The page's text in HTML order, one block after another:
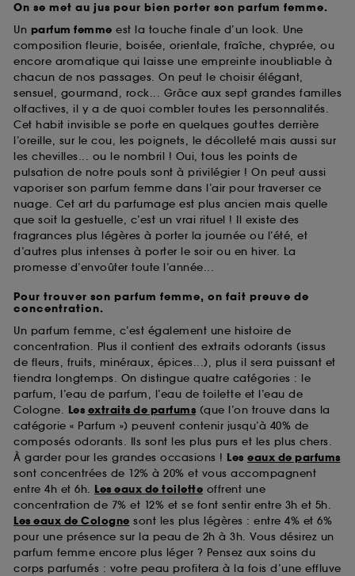
On se met au jus pour bien porter son parfum femme.
Un parfum femme est la touche finale d’un look. Une
composition fleurie, boisée, orientale, fraîche, chyprée, ou
encore aromatique qui laisse une empreinte inoubliable à
chacun de nos passages. On peut le choisir élégant,
sensuel, gourmand, rock... Grâce aux sept grandes familles
olfactives, il y a de quoi combler toutes les personnalités.
Cet habit invisible se porte en quelques gouttes derrière
l’oreille, sur le cou, les poignets, le décolleté mais aussi sur
les chevilles... ou le nombril ! Oui, tous les points de
pulsation de notre pouls sont à privilégier ! On peut aussi
vaporiser son parfum femme dans l’air pour traverser ce
nuage. Cet art du parfumage est plus ancien mais quelle
que soit la gestuelle, c’est un vrai rituel ! Il existe des
fragrances plus légères à porter la journée ou l’été, et
d’autres plus intenses à porter le soir ou en hiver. La
promesse d’envoûter toute l’année...
Pour trouver son parfum femme, on fait preuve de
concentration.
Un parfum femme, c’est également une histoire de
concentration. Plus il contient des extraits odorants (issus
de fleurs, fruits, minéraux, épices...), plus il sera puissant et
tiendra longtemps. On distingue quatre catégories : le
parfum, l’eau de parfum, l’eau de toilette et l’eau de
Cologne. Les extraits de parfums (que l’on trouve dans la
catégorie « Parfum ») peuvent contenir jusqu’à 40% de
composés odorants. Ils sont les plus purs et les plus chers.
À garder pour les grandes occasions ! Les eaux de parfums
sont concentrées de 12% à 20% et vous accompagnent
entre 4h et 6h. Les eaux de toilette offrent une
concentration de 7% et 12% et se font sentir entre 3h et 5h.
Les eaux de Cologne sont les plus légères : entre 4% et 6%
pour une présence sur la peau de 2h à 3h. Vous désirez un
parfum femme encore plus léger ? Pensez aux soins du
corps parfumés : votre peau profitera à la fois d’une effluve